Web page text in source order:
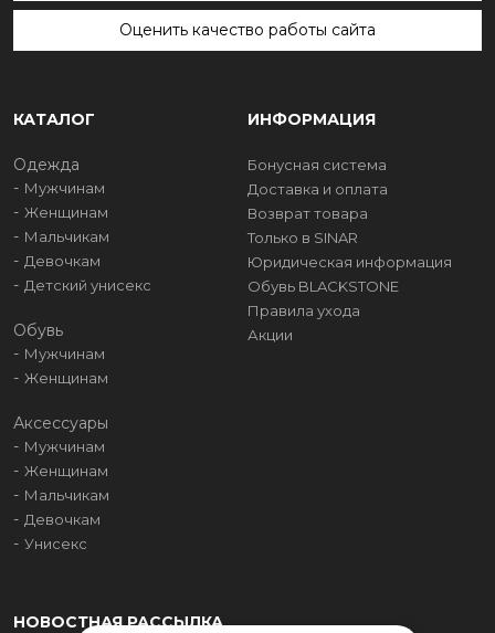
Оценить качество работы сайта
КАТАЛОГ
Одежда
Мужчинам
Женщинам
Мальчикам
Девочкам
Детский унисекс
Обувь
Мужчинам
Женщинам
Аксессуары
Мужчинам
Женщинам
Мальчикам
Девочкам
Унисекс
ИНФОРМАЦИЯ
Бонусная система
Доставка и оплата
Возврат товара
Только в SINAR
Юридическая информация
Обувь BLACKSTONE
Правила ухода
Акции
НОВОСТНАЯ РАССЫЛКА